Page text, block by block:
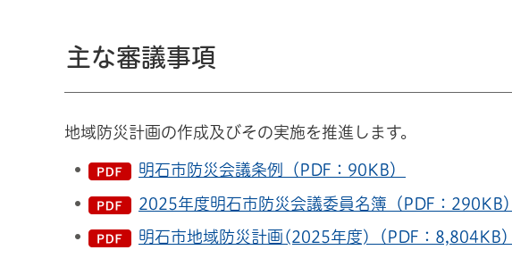
主な審議事項
地域防災計画の作成及びその実施を推進します。
明石市防災会議条例（PDF：90KB）
2025年度明石市防災会議委員名簿（PDF：290KB）
明石市地域防災計画(2025年度)（PDF：8,804KB）